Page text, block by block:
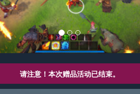
请注意！本次赠品活动已结束。